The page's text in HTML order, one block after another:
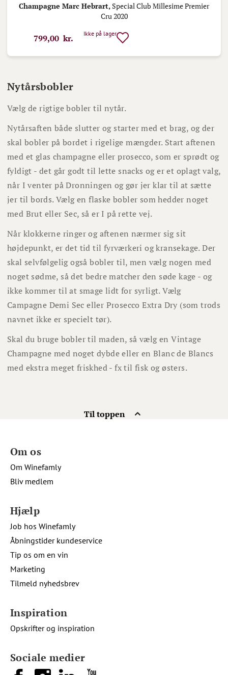
Champagne Marc Hebrart, Special Club Millesime Premier
Cru 2020
799,00 kr. Ikke på lager
Til toppen
Nytårsbobler
Vælg de rigtige bobler til nytår.
Nytårsaften både slutter og starter med et brag, og der
skal bobler på bordet i rigelige mængder. Start aftenen
med et glas champagne eller prosecco, som er sprødt og
fyldigt - det går godt til lette snacks og er et oplagt valg,
når I venter på Dronningen og gør jer klar til at sætte
jer til bords. Vælg en flaske bobler som hedder noget
med Brut eller Sec, så er I på rette vej.
Når klokkerne ringer og aftenen nærmer sig sit
højdepunkt, er det tid til fyrværkeri og kransekage. Der
skal selvfølgelig også bobler til, men vælg nogen med
noget sødme, så det bedre matcher den søde kage - og
ikke kommer til at smage lidt for syrligt. Vælg
Campagne Demi Sec eller Prosecco Extra Dry (som trods
navnet ikke er specielt tør).
Skal du bruge bobler til maden, så vælg en Vintage
Champagne med noget dybde eller en Blanc de Blancs
med ekstra meget friskhed - fx til fisk og østers.
Sociale medier
Om os
Om Winefamly
Bliv medlem
Hjælp
Job hos Winefamly
Åbningstider kundeservice
Tip os om en vin
Marketing
Tilmeld nyhedsbrev
Inspiration
Opskrifter og inspiration